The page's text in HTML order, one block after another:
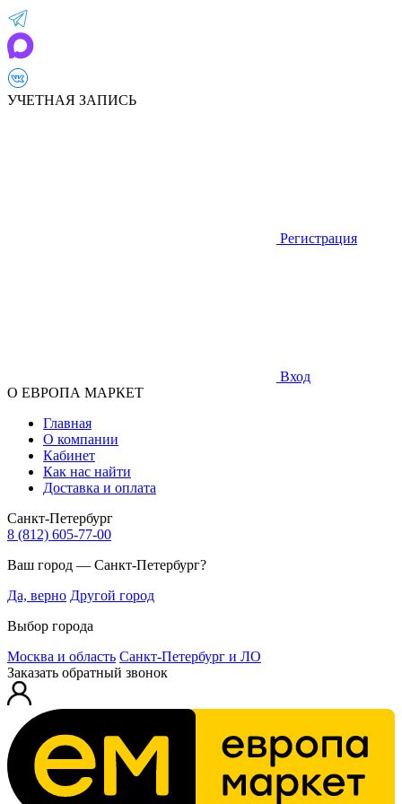
УЧЕТНАЯ ЗАПИСЬ
Регистрация
Вход
О ЕВРОПА МАРКЕТ
Главная
О компании
Кабинет
Как нас найти
Доставка и оплата
Санкт-Петербург
8 (812) 605-77-00
Ваш город — Санкт-Петербург?
Да, верно Другой город
Выбор города
Москва и область Санкт-Петербург и ЛО
Заказать обратный звонок